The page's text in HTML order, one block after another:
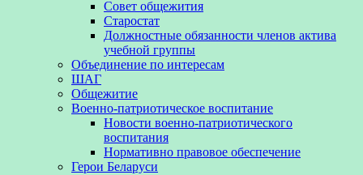
Совет общежития
Старостат
Должностные обязанности членов актива
учебной группы
Объединение по интересам
ШАГ
Общежитие
Военно-патриотическое воспитание
Новости военно-патриотического
воспитания
Нормативно правовое обеспечение
Герои Беларуси